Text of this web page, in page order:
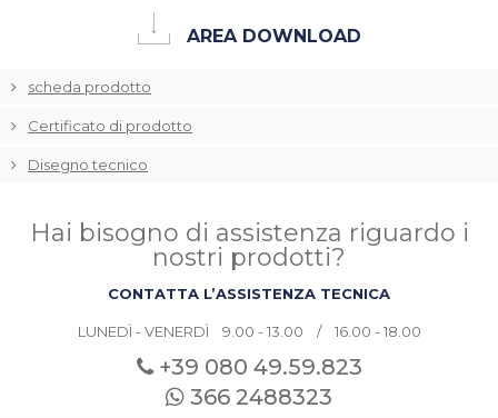
AREA DOWNLOAD
scheda prodotto
Certificato di prodotto
Disegno tecnico
Hai bisogno di assistenza riguardo i
nostri prodotti?
CONTATTA L’ASSISTENZA TECNICA
LUNEDÌ - VENERDÌ 9.00 - 13.00 / 16.00 - 18.00
+39 080 49.59.823
366 2488323